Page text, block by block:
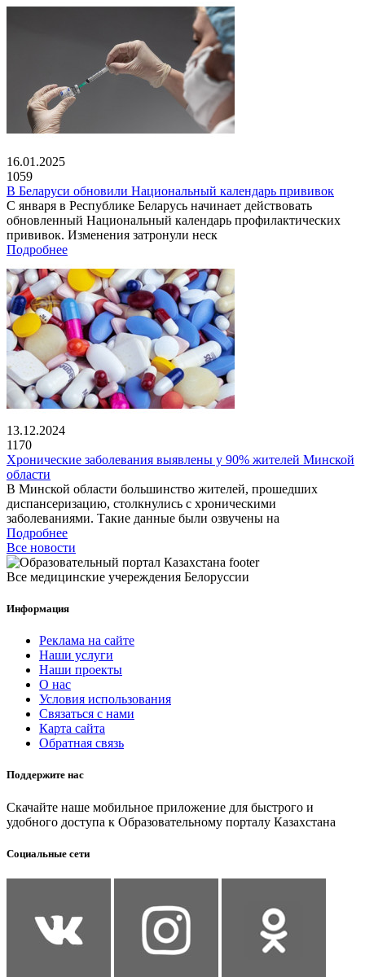
16.01.2025
1059
В Беларуси обновили Национальный календарь прививок
С января в Республике Беларусь начинает действовать
обновленный Национальный календарь профилактических
прививок. Изменения затронули неск
Подробнее
13.12.2024
1170
Хронические заболевания выявлены у 90% жителей Минской
области
В Минской области большинство жителей, прошедших
диспансеризацию, столкнулись с хроническими
заболеваниями. Такие данные были озвучены на
Подробнее
Все новости
Все медицинские учереждения Белоруссии
Информация
Реклама на сайте
Наши услуги
Наши проекты
О нас
Условия использования
Связаться с нами
Карта сайта
Обратная связь
Поддержите нас
Скачайте наше мобильное приложение для быстрого и
удобного доступа к Образовательному порталу Казахстана
Социальные сети